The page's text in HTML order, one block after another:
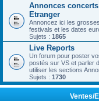
Annonces
Etranger
Annoncez ici les
festivals et les dates
Sujets : 1865
Live Reports
Un forum pour poster
postés sur VS et parler
utiliser les sections
Sujets : 1730
Ventes/